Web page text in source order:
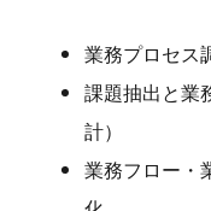
業務プロセス
課題抽出と業
計）
業務フロー・